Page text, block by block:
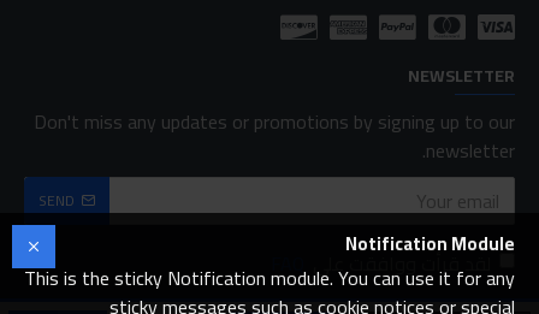
NEWSLETTER
Don't miss any updates or promotions by signing up to our
newsletter.
SEND
لقد قرأت ووافقت على FAQ
Notification Module
This is the sticky Notification module. You can use it for any
sticky messages such as cookie notices or special